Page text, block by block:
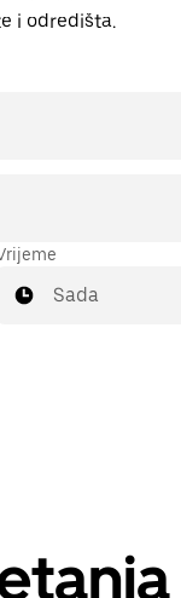
i odredišta.
Sada